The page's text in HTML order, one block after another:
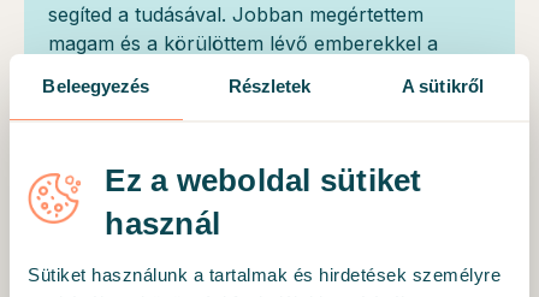
Beleegyezés Részletek A sütikről
Ez a weboldal sütiket
használ
Sütiket használunk a tartalmak és hirdetések személyre
segíted a tudásával. Jobban megértettem
magam és a körülöttem lévő emberekkel a
kapcsolatomat. Önbizalmam is visszajött,
boldogabbnak érzem magam a terápia után.
Mottó